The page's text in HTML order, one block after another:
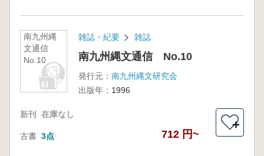
南九州縄
文通信
No.10
雑誌・紀要 雑誌
南九州縄文通信 No.10
発行元： 南九州縄文研究会
出版年： 1996
新刊 在庫なし
古書 3点 712 円~
＋